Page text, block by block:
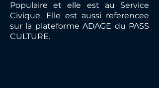
Populaire et elle est au Service
Civique. Elle est aussi referencee
sur la plateforme ADAGE du PASS
CULTURE.